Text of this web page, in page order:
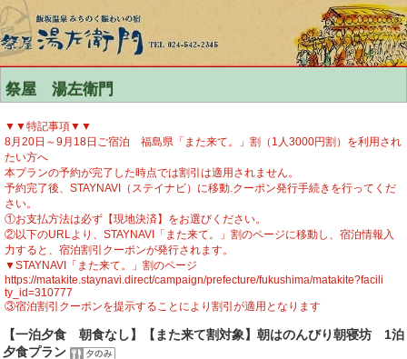
祭屋 湯左衛門
▼▼特記事項▼▼
8月20日～9月18日ご宿泊 福島県「また来て。」割（1人3000円割）を利用され
たい方へ
本プランの予約が完了した時点では割引は適用されません。
予約完了後、STAYNAVI（ステイナビ）に移動.クーポン発行手続きを行ってくだ
さい。
①お支払方法は必ず【現地決済】をお選びください。
②以下のURLより、STAYNAVI「また来て。」割のページに移動し、宿泊情報入
力すると、宿泊割引クーポンが発行されます。
▼STAYNAVI「また来て。」割のページ
https://matakite.staynavi.direct/campaign/prefecture/fukushima/matakite?facili
ty_id=310777
③宿泊割引クーポンを提示することにより割引が適用となります
【一泊夕食 朝食なし】【また来て割対象】朝はのんびり朝寝坊 1泊
夕食プラン